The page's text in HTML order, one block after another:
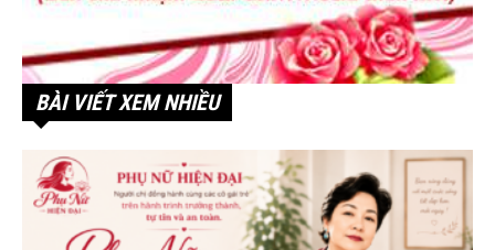
BÀI VIẾT XEM NHIỀU